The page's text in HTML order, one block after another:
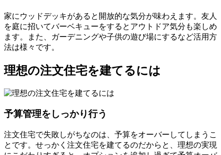
家に ウッドデッキがあると開放的な気分が味わえます。友人
を庭に招いてバーベキューをするとアウトドア気分も楽しめ
ます。また、ガーデニングや子供の遊び場にするなど活用方
法は様々です。
理想の注文住宅を建てるには
予算管理をしっかり行う
注文住宅で失敗しがちなのは、 予算をオーバーしてしまうこ
と です。せっかく注文住宅を建てるのだからと、理想の実現